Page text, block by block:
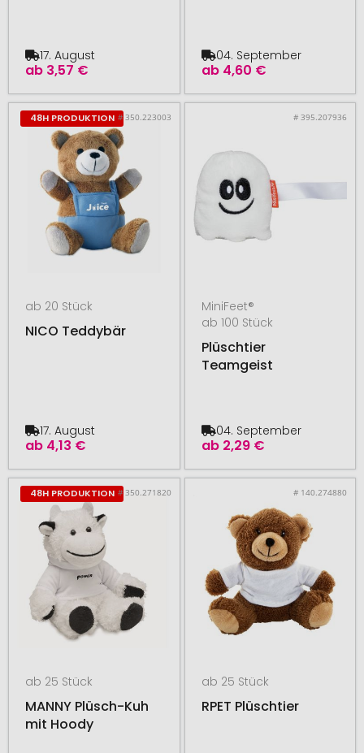
ab 3,57 €
17. August
ab 4,60 €
04. September
48H PRODUKTION # 350.223003
ab 20 Stück
NICO Teddybär
ab 4,13 €
17. August
# 395.207936
MiniFeet®
ab 100 Stück
Plüschtier
Teamgeist
ab 2,29 €
04. September
48H PRODUKTION # 350.271820
ab 25 Stück
MANNY Plüsch-Kuh
mit Hoody
# 140.274880
ab 25 Stück
RPET Plüschtier